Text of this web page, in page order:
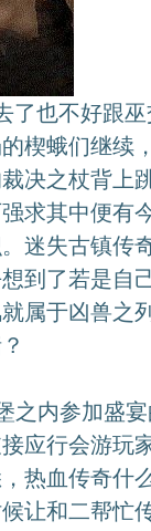
了也不好跟
楔蛾们继续
决之杖背上
求其中便有
迷失古镇传
到了若是自
属于凶兽之
之内参加盛
应行会游玩
热血传奇什
让和二帮忙